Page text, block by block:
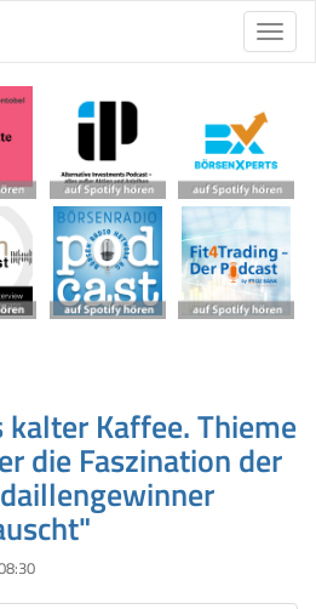
Kaffee. Thieme
die Faszination der